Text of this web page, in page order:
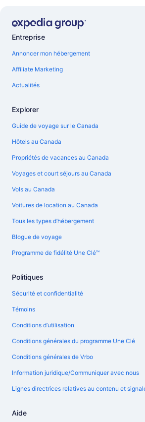
Entreprise
Annoncer mon hébergement
Affiliate Marketing
Actualités
Explorer
Guide de voyage sur le Canada
Hôtels au Canada
Propriétés de vacances au Canada
Voyages et court séjours au Canada
Vols au Canada
Voitures de location au Canada
Tous les types d’hébergement
Blogue de voyage
Programme de fidélité Une Clé™
Politiques
Sécurité et confidentialité
Témoins
Conditions d’utilisation
Conditions générales du programme Une Clé
Conditions générales de Vrbo
Information juridique/Communiquer avec nous
Lignes directrices relatives au contenu et
Aide